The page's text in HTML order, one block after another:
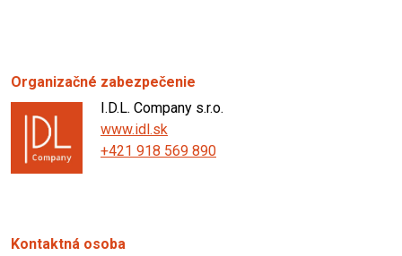
Organizačné zabezpečenie
I.D.L. Company s.r.o.
www.idl.sk
+421 918 569 890
Kontaktná osoba